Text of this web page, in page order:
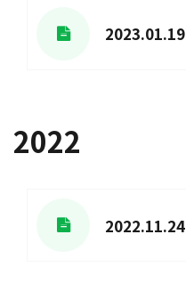
2023.01.19
2022
2022.11.24